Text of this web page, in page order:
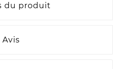
du produit
Avis